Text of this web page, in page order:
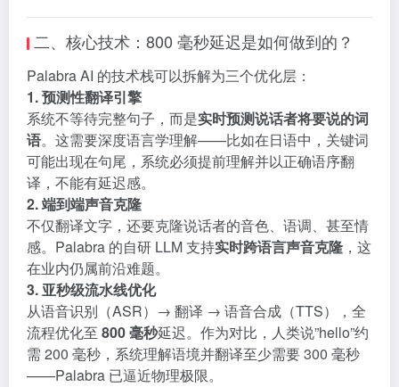
二、核心技术：800 毫秒延迟是如何做到的？
Palabra AI 的技术栈可以拆解为三个优化层：
1. 预测性翻译引擎
系统不等待完整句子，而是实时预测说话者将要说的词
语。这需要深度语言学理解——比如在日语中，关键词
可能出现在句尾，系统必须提前理解并以正确语序翻
译，不能有延迟感。
2. 端到端声音克隆
不仅翻译文字，还要克隆说话者的音色、语调、甚至情
感。Palabra 的自研 LLM 支持实时跨语言声音克隆 ，这
在业内仍属前沿难题。
3. 亚秒级流水线优化
从语音识别（ASR）→ 翻译 → 语音合成（TTS），全
流程优化至 800 毫秒延迟。作为对比，人类说”hello”约
需 200 毫秒，系统理解语境并翻译至少需要 300 毫秒
——Palabra 已逼近物理极限。